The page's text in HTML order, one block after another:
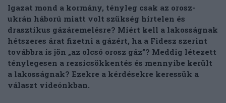
Igazat mond a kormány, tényleg csak az orosz-
ukrán háború miatt volt szükség hirtelen és
drasztikus gázáremelésre? Miért kell a lakosságnak
hétszeres árat fizetni a gázért, ha a Fidesz szerint
továbbra is jön „az olcsó orosz gáz”? Meddig létezett
ténylegesen a rezsicsökkentés és mennyibe került
a lakosságnak? Ezekre a kérdésekre keressük a
választ videónkban.